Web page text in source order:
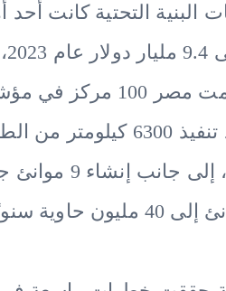
البنية التحتية كانت
سنوات، كما تقدمت
حاوية سنويًا.